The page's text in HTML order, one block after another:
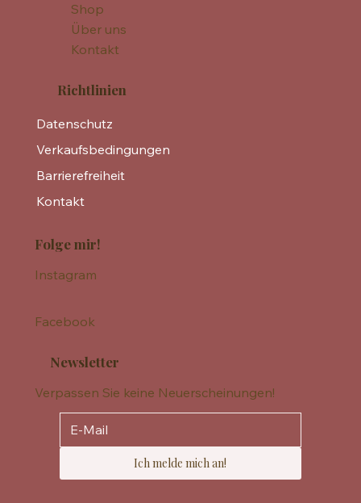
Shop
Über uns
Kontakt
Richtlinien
Datenschutz
Verkaufsbedingungen
Barrierefreiheit
Kontakt
Folge mir!
Instagram
Facebook
Newsletter
Verpassen Sie keine Neuerscheinungen!
Ich melde mich an!